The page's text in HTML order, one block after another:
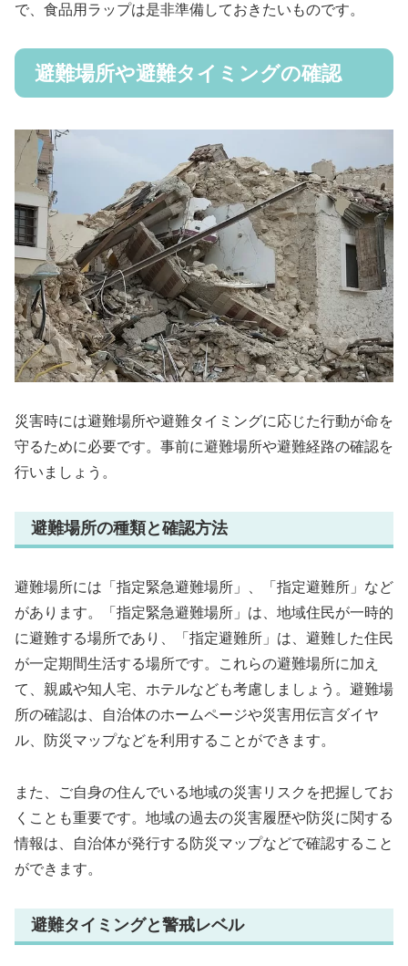
で、食品用ラップは是非準備しておきたいものです。
避難場所や避難タイミングの確認
災害時には避難場所や避難タイミングに応じた行動が命を
守るために必要です。事前に避難場所や避難経路の確認を
行いましょう。
避難場所の種類と確認方法
避難場所には「指定緊急避難場所」、「指定避難所」など
があります。「指定緊急避難場所」は、地域住民が一時的
に避難する場所であり、「指定避難所」は、避難した住民
が一定期間生活する場所です。これらの避難場所に加え
て、親戚や知人宅、ホテルなども考慮しましょう。避難場
所の確認は、自治体のホームページや災害用伝言ダイヤ
ル、防災マップなどを利用することができます。
また、ご自身の住んでいる地域の災害リスクを把握してお
くことも重要です。地域の過去の災害履歴や防災に関する
情報は、自治体が発行する防災マップなどで確認すること
ができます。
避難タイミングと警戒レベル